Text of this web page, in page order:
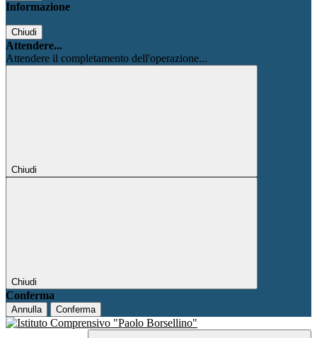
Informazione
Chiudi
Attendere...
Attendere il completamento dell'operazione...
Chiudi
Chiudi
Conferma
Annulla Conferma